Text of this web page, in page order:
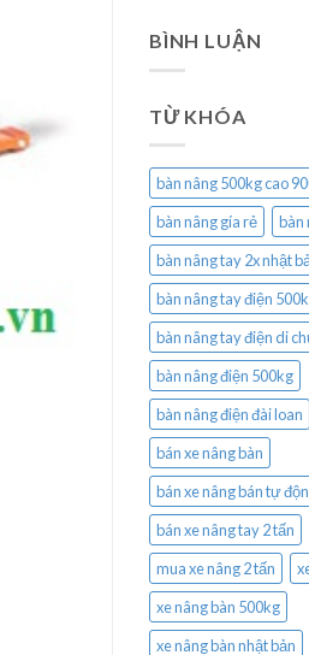
BÌNH LUẬN
TỪ KHÓA
bàn nâng 500kg cao
bàn nâng gía rẻ
bàn
bàn nâng tay 2x nhật
bàn nâng tay điện
bàn nâng tay điện di
bàn nâng điện 500kg
bàn nâng điện đài loan
bán xe nâng bàn
bán xe nâng bán tự
bán xe nâng tay 2 tấn
mua xe nâng 2 tấn
xe nâng bàn 500kg
xe nâng bàn nhật bản